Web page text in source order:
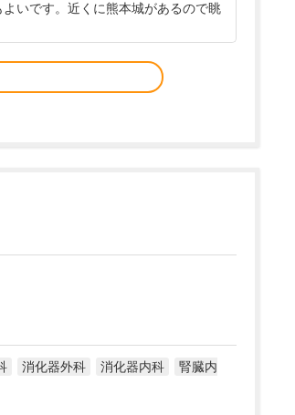
いです。近くに熊本城があるので眺
消化器外科 消化器内科
腎臓内